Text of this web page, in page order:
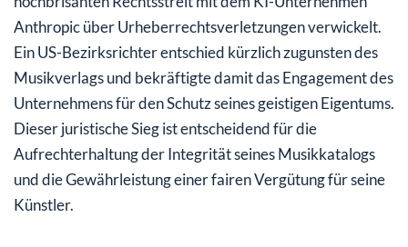
Anthropic über Urheberrechtsverletzungen verwickelt.
Ein US-Bezirksrichter entschied kürzlich zugunsten des
Musikverlags und bekräftigte damit das Engagement des
Unternehmens für den Schutz seines geistigen Eigentums.
Dieser juristische Sieg ist entscheidend für die
Aufrechterhaltung der Integrität seines Musikkatalogs
und die Gewährleistung einer fairen Vergütung für seine
Künstler.